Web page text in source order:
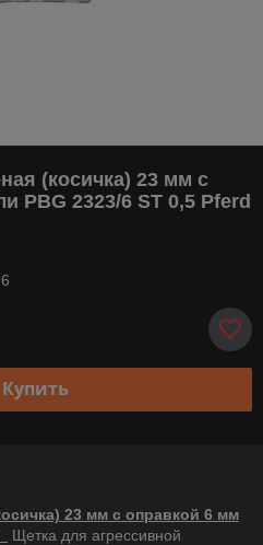
(косичка) 23 мм с
PBG 2323/6 ST 0,5 Pferd
Купить
23 мм с оправкой 6 мм
Щетка для агрессивной